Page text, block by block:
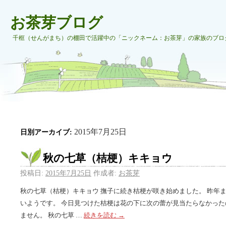
お茶芽ブログ
千框（せんがまち）の棚田で活躍中の「ニックネーム：お茶芽」の家族のブ
日別アーカイブ: 2015年7月25日
秋の七草（桔梗）キキョウ
投稿日: 2015年7月25日 作成者: お茶芽
秋の七草（桔梗）キキョウ 撫子に続き桔梗が咲き始めました。 昨年
いようです。 今日見つけた桔梗は花の下に次の蕾が見当たらなかっ
ません。 秋の七草 … 続きを読む →